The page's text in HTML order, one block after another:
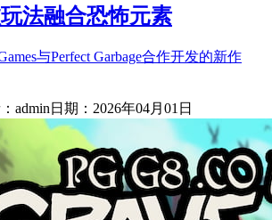
法融合恐怖元素
与Perfect Garbage合作开发的新作
admin 日期：2026年04月01日